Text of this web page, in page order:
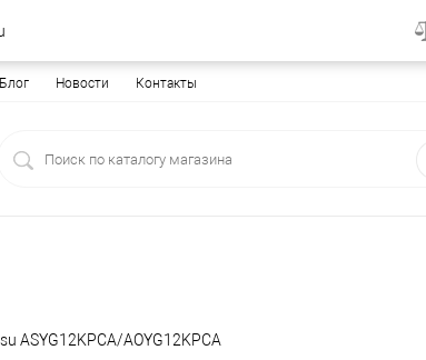
Блог Новости Контакты
ASYG12KPCA/AOYG12KPCA